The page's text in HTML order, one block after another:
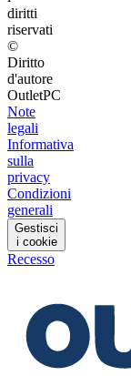
diritti
riservati
©
Diritto
d'autore
OutletPC
Note
legali
Informativa
sulla
privacy
Condizioni
generali
Gestisci
i cookie
Recesso